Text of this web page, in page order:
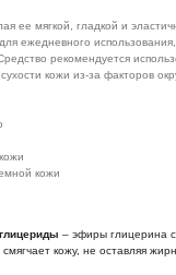
ее мягкой, гладкой и
ежедневного
рекомендуется
кожи из-за факторов
кожи
– эфиры глицерина
кожу, не оставляя